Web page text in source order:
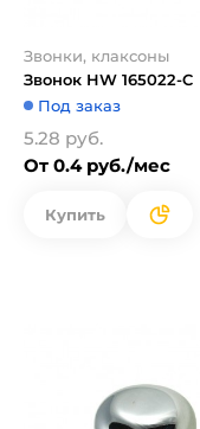
Звонки, клаксоны
Звонок HW 165022-C
Под заказ
5.28 руб.
От 0.4 руб./мес
Купить